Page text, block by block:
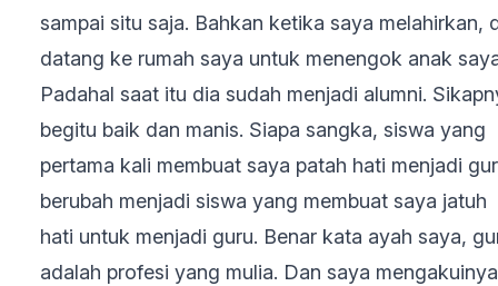
sampai situ saja. Bahkan ketika saya melahirkan,
datang ke rumah saya untuk menengok anak
Padahal saat itu dia sudah menjadi alumni.
begitu baik dan manis. Siapa sangka, siswa yang
pertama kali membuat saya patah hati menjadi
berubah menjadi siswa yang membuat saya jatuh
hati untuk menjadi guru. Benar kata ayah saya,
adalah profesi yang mulia. Dan saya mengakuinya